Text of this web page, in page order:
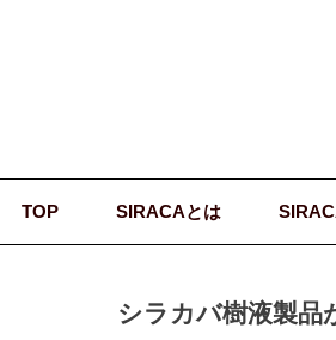
TOP SIRACAとは
シラカバ樹液製品